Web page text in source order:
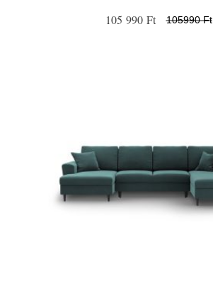
105 990 Ft 105990 Ft